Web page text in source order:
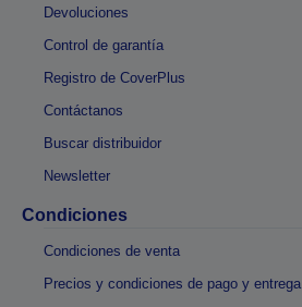
Devoluciones
Control de garantía
Registro de CoverPlus
Contáctanos
Buscar distribuidor
Newsletter
Condiciones
Condiciones de venta
Precios y condiciones de pago y entrega